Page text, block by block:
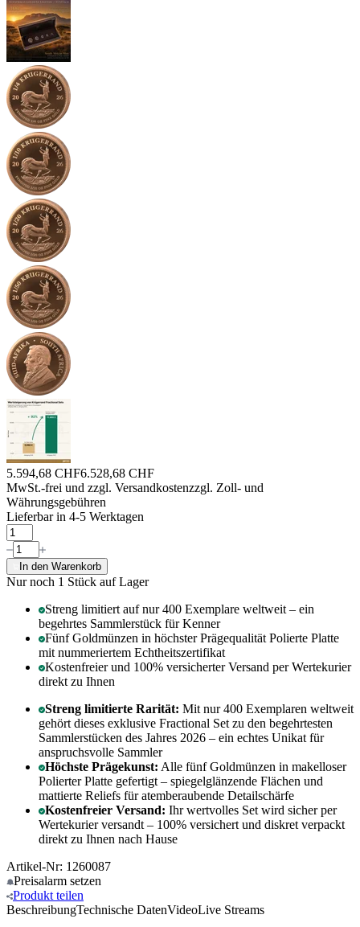
5.594,68 CHF6.528,68 CHF
MwSt.-frei und zzgl. Versandkostenzzgl. Zoll- und
Währungsgebühren
Lieferbar in 4-5 Werktagen
In den Warenkorb
Nur noch 1 Stück auf Lager
Streng limitiert auf nur 400 Exemplare weltweit – ein
begehrtes Sammlerstück für Kenner
Fünf Goldmünzen in höchster Prägequalität Polierte Platte
mit nummeriertem Echtheitszertifikat
Kostenfreier und 100% versicherter Versand per Wertekurier
direkt zu Ihnen
Streng limitierte Rarität: Mit nur 400 Exemplaren weltweit
gehört dieses exklusive Fractional Set zu den begehrtesten
Sammlerstücken des Jahres 2026 – ein echtes Unikat für
anspruchsvolle Sammler
Höchste Prägekunst: Alle fünf Goldmünzen in makelloser
Polierter Platte gefertigt – spiegelglänzende Flächen und
mattierte Reliefs für atemberaubende Detailschärfe
Kostenfreier Versand: Ihr wertvolles Set wird sicher per
Wertekurier versandt – 100% versichert und diskret verpackt
direkt zu Ihnen nach Hause
Artikel-Nr: 1260087
Preisalarm setzen
Produkt teilen
BeschreibungTechnische DatenVideoLive Streams